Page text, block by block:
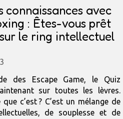
connaissances avec
: Êtes-vous prêt
le ring intellectuel
des Escape Game, le Quiz
sur toutes les lèvres.
que c’est ? C’est un mélange de
de souplesse et de